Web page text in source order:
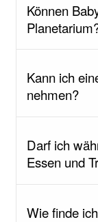
Können
Kann ich
nehmen?
Darf ich
Essen und
Wie finde